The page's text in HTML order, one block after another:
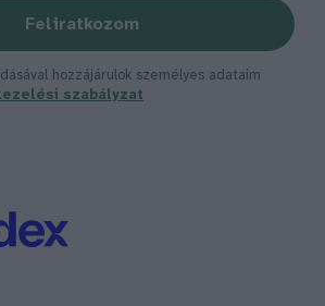
Feliratkozom
hozzájárulok személyes adataim
szabályzat